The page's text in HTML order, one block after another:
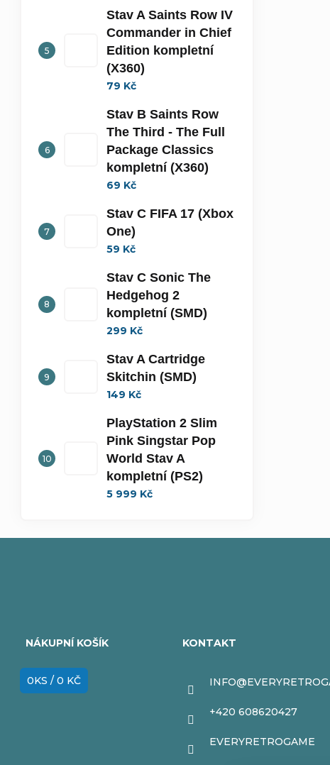
Stav A Saints Row IV
Commander in Chief
Edition kompletní
(X360)
79 Kč
Stav B Saints Row
The Third - The Full
Package Classics
kompletní (X360)
69 Kč
Stav C FIFA 17 (Xbox
One)
59 Kč
Stav C Sonic The
Hedgehog 2
kompletní (SMD)
299 Kč
Stav A Cartridge
Skitchin (SMD)
149 Kč
PlayStation 2 Slim
Pink Singstar Pop
World Stav A
kompletní (PS2)
5 999 Kč
NÁKUPNÍ KOŠÍK
0KS / 0 KČ
KONTAKT
INFO@
+420 608620427
EVERYRETROGAME